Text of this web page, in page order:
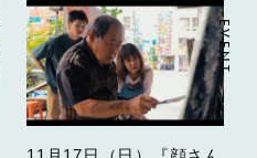
ン付上映会開催決定！
EVENT